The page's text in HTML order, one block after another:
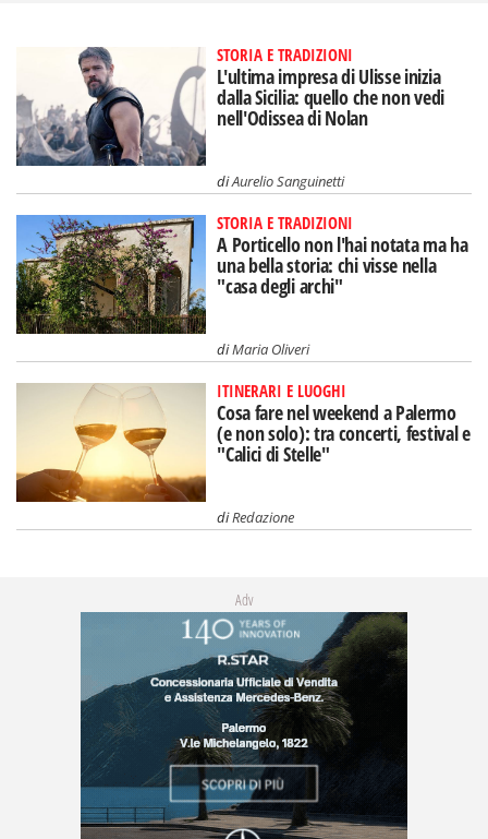
STORIA E TRADIZIONI
L'ultima impresa di Ulisse inizia
dalla Sicilia: quello che non vedi
nell'Odissea di Nolan
diAurelio Sanguinetti
STORIA E TRADIZIONI
A Porticello non l'hai notata ma ha
una bella storia: chi visse nella
"casa degli archi"
diMaria Oliveri
ITINERARI E LUOGHI
Cosa fare nel weekend a Palermo
(e non solo): tra concerti, festival e
"Calici di Stelle"
diRedazione
Adv